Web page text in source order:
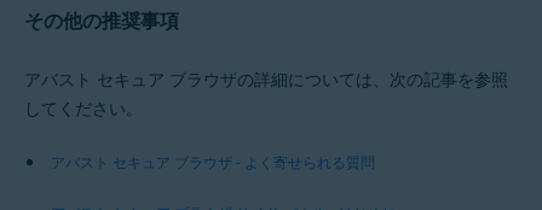
その他の推奨事項
アバスト セキュア ブラウザの詳細については、次の記事を参照
してください。
アバスト セキュア ブラウザ - よく寄せられる質問